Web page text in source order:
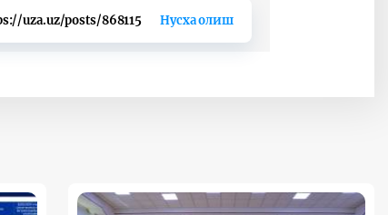
uza.uz/posts/868115 Нусха олиш